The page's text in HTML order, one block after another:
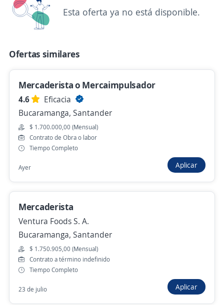
$ 1.991.195,00 (Mensual)
Hace 2 días
Gran convocatoria abierta Pilsen
mercaderista de ruta, supernumerarios ,
preventistas, vendedor.
4,5
SERDAN - MISION TEMPORAL
Bucaramanga, Santander
$ 1.750.905,00 (Mensual)
Hace 2 días
Asesor comercial sin experiencia San Gil
San Gil, Santander
$ 2.000.000,00 (Mensual) + Comisiones
Why Not
Esta oferta ya no está disponible.
Ofertas similares
Mercaderista o Mercaimpulsador
4.6
Eficacia
Bucaramanga, Santander
$ 1.700.000,00 (Mensual)
Contrato de Obra o labor
Tiempo Completo
Ayer Aplicar
Mercaderista
Ventura Foods S. A.
Bucaramanga, Santander
$ 1.750.905,00 (Mensual)
Contrato a término indefinido
Tiempo Completo
23 de julio Aplicar